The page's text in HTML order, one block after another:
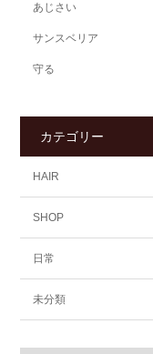
あじさい
サンスベリア
守る
カテゴリー
HAIR
SHOP
日常
未分類